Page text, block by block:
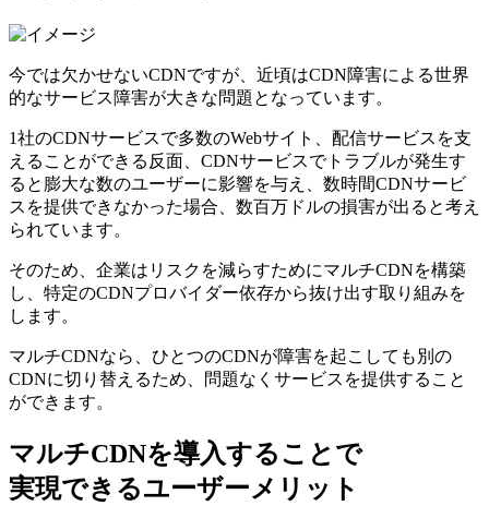
今では⽋かせないCDNですが、近頃はCDN障害による世界
的なサービス障害が⼤きな問題となっています。
1社のCDNサービスで多数のWebサイト、配信サービスを⽀
えることができる反⾯、CDNサービスでトラブルが発⽣す
ると膨⼤な数のユーザーに影響を与え、数時間CDNサービ
スを提供できなかった場合、数百万ドルの損害が出ると考え
られています。
そのため、企業はリスクを減らすためにマルチCDNを構築
し、特定のCDNプロバイダー依存から抜け出す取り組みを
します。
マルチCDNなら、ひとつのCDNが障害を起こしても別の
CDNに切り替えるため、問題なくサービスを提供すること
ができます。
マルチCDNを導入することで
実現できるユーザーメリット